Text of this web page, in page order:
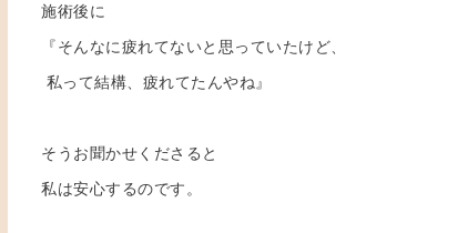
施術後に
『そんなに疲れてないと思っていたけど、
私って結構、疲れてたんやね』
そうお聞かせくださると
私は安心するのです。